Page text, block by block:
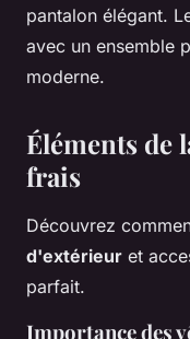
pantalon élégant.
avec un ensemble
moderne.
Éléments de
frais
Découvrez
d'extérieur et
parfait.
Importance des